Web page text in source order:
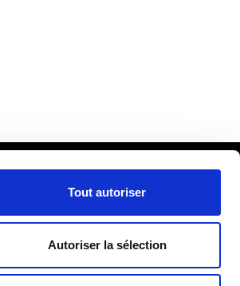
Tout autoriser
Autoriser la sélection